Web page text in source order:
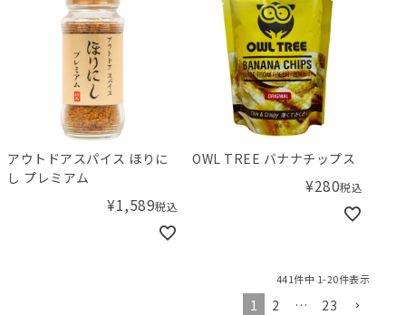
アウトドアスパイス ほりに
し プレミアム
¥1,589税込
OWL TREE バナナチップス
¥280税込
441件中 1-20件表示
1 2 … 23